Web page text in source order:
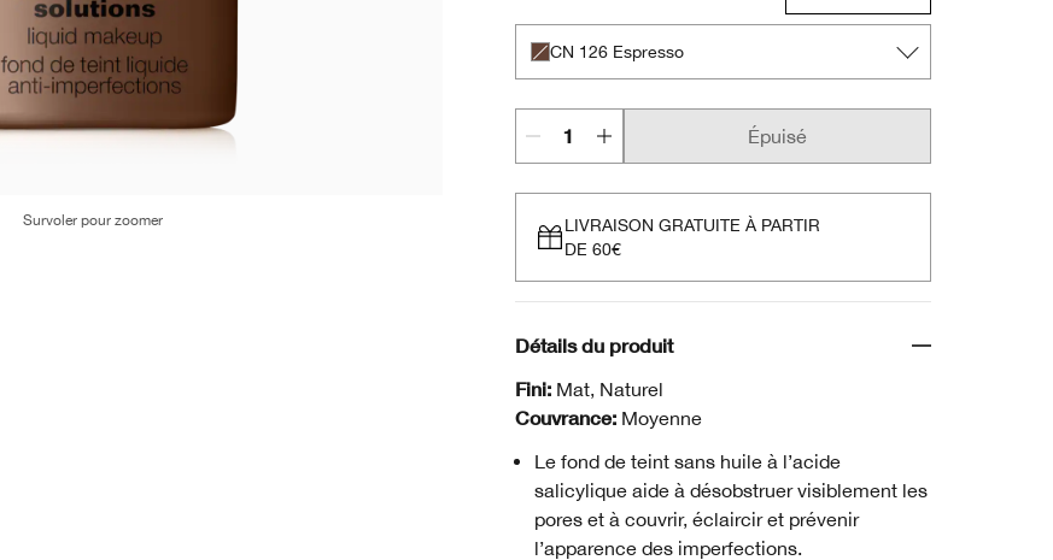
Survoler pour zoomer
CN 126 Espresso
Épuisé
LIVRAISON GRATUITE À PARTIR
DE 60€
Détails du produit
Fini: Mat, Naturel
Couvrance: Moyenne
Le fond de teint sans huile à l’acide
salicylique aide à désobstruer visiblement les
pores et à couvrir, éclaircir et prévenir
l’apparence des imperfections.